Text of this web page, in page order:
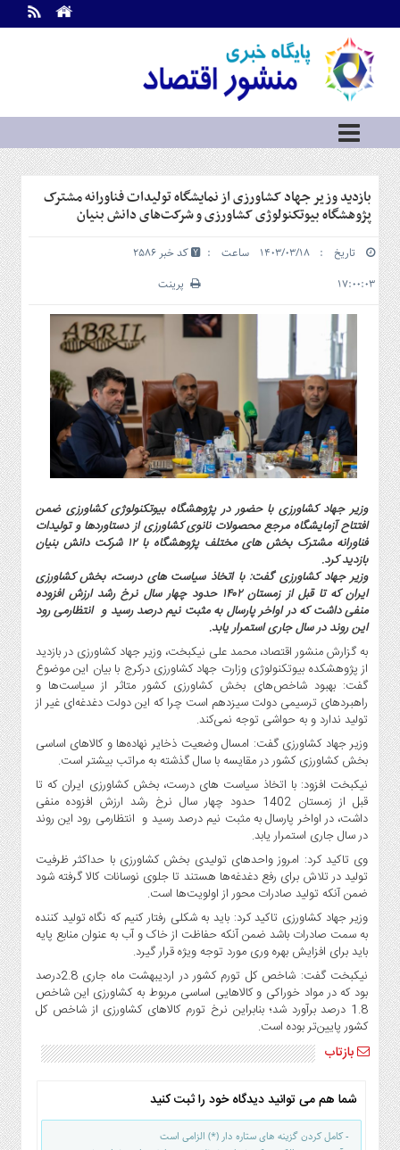
اطلاعات
تماس
ما
درباره
ما
سرویس
ها
خانه
سرمایه
و
بورس
و
شهری
گاز
و
پتروشیمی
صنعت
و
خودرو
استارت
آپ
و
فن
آوری
،
بیمه
و
ارز
دیجیتال
کشاورزی
و
صنایع
غذایی
و
بین
الملل
نگاه
روز
گوناگون
بازدید وزیر جهاد کشاورزی از نمایشگاه تولیدات فناورانه مشترک
پژوهشگاه بیوتکنولوژی کشاورزی و شرکت‌های دانش بنیان
تاریخ : ۱۴۰۳/۰۳/۱۸ ساعت :
۱۷:۰۰:۰۳
کد خبر 2586
پرینت
وزیر جهاد کشاورزی با حضور در پژوهشگاه بیوتکنولوژی کشاورزی ضمن
افتتاح آزمایشگاه مرجع محصولات نانوی کشاورزی از دستاوردها و تولیدات
فناورانه مشترک بخش های مختلف پژوهشگاه با ۱۲ شرکت دانش بنیان
بازدید کرد.
وزیر جهاد کشاورزی گفت: با اتخاذ سیاست های درست، بخش کشاورزی
ایران که تا قبل از زمستان ۱۴۰۲ حدود چهار سال نرخ رشد ارزش افزوده
منفی داشت که در اواخر پارسال به مثبت نیم درصد رسید و انتظارمی رود
این روند در سال جاری استمرار یابد.
به گزارش منشور اقتصاد، محمد علی نیکبخت، وزیر جهاد کشاورزی در بازدید
از پژوهشکده بیوتکنولوژی وزارت جهاد کشاورزی درکرج با بیان این موضوع
گفت: بهبود شاخص‌های بخش کشاورزی کشور متاثر از سیاست‌ها و
راهبرد‌های ترسیمی دولت سیزدهم است چرا که این دولت دغدغه‌ای غیر از
تولید ندارد و به حواشی توجه نمی‌کند.
وزیر جهاد کشاورزی گفت: امسال وضعیت ذخایر نهاده‌ها و کالا‌های اساسی
بخش کشاورزی کشور در مقایسه با سال گذشته به مراتب بیشتر است.
نیکبخت افزود: با اتخاذ سیاست های درست، بخش کشاورزی ایران که تا
قبل از زمستان 1402 حدود چهار سال نرخ رشد ارزش افزوده منفی
داشت، در اواخر پارسال به مثبت نیم درصد رسید و انتظارمی رود این روند
در سال جاری استمرار یابد.
وی تاکید کرد: امروز واحد‌های تولیدی بخش کشاورزی با حداکثر ظرفیت
تولید در تلاش برای رفع دغدغه‌ها هستند تا جلوی نوسانات کالا گرفته شود
ضمن آنکه تولید صادرات محور از اولویت‌ها است.
وزیر جهاد کشاورزی تاکید کرد: باید به شکلی رفتار کنیم که نگاه تولید کننده
به سمت صادرات باشد ضمن آنکه حفاظت از خاک و آب به عنوان منابع پایه
باید برای افزایش بهره وری مورد توجه ویژه قرار گیرد.
نیکبخت گفت: شاخص کل تورم کشور در اردیبهشت ماه جاری 2.8درصد
بود که در مواد خوراکی و کالا‌هایی اساسی مربوط به کشاورزی این شاخص
1.8 درصد برآورد شد؛ بنابراین نرخ تورم کالا‌های کشاورزی از شاخص کل
کشور پایین‌تر بوده است.
بازتاب
شما هم می توانید دیدگاه خود را ثبت کنید
- کامل کردن گزینه های ستاره دار (*) الزامی است